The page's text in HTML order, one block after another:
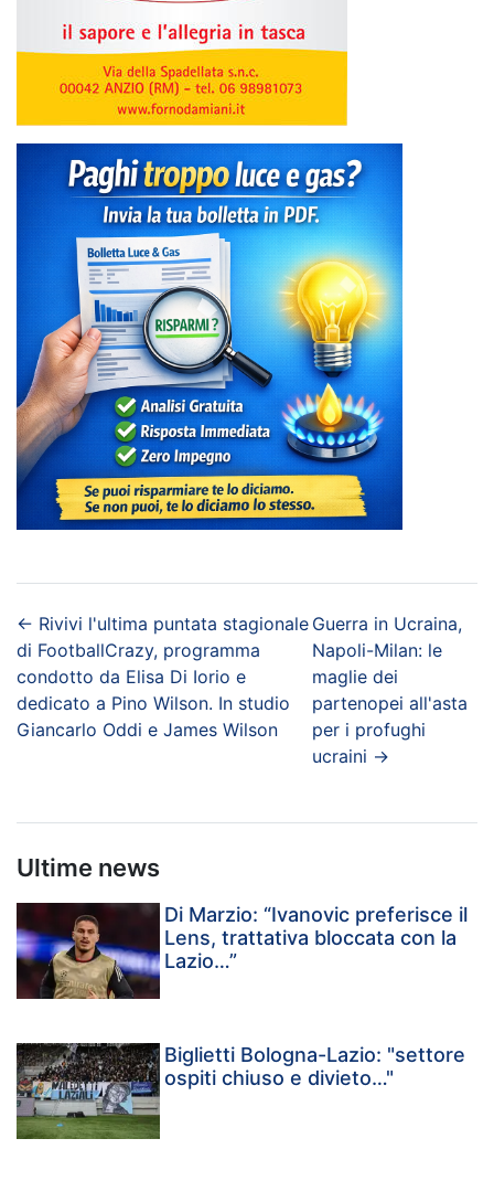
← Rivivi l'ultima puntata stagionale
di FootballCrazy, programma
condotto da Elisa Di Iorio e
dedicato a Pino Wilson. In studio
Giancarlo Oddi e James Wilson
Guerra in Ucraina,
Napoli-Milan: le
maglie dei
partenopei all'asta
per i profughi
ucraini →
Ultime news
Di Marzio: “Ivanovic preferisce il
Lens, trattativa bloccata con la
Lazio…”
Biglietti Bologna-Lazio: "settore
ospiti chiuso e divieto…"